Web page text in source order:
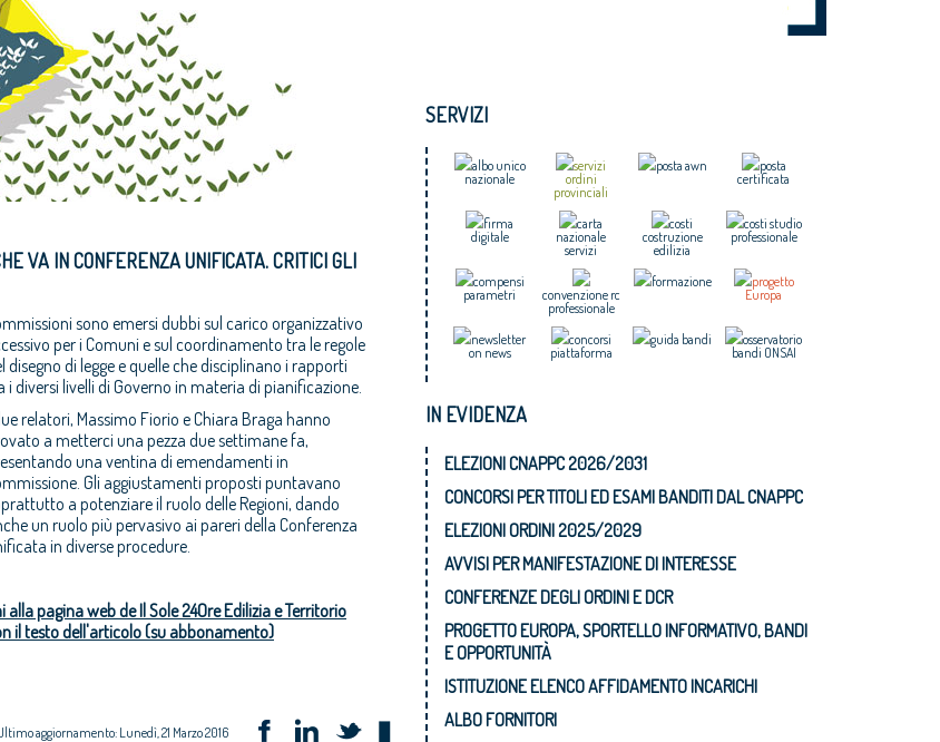
VA IN CONFERENZA UNIFICATA. CRITICI GLI
sono emersi dubbi sul carico organizzativo
per i Comuni e sul coordinamento tra le regole
disegno di legge e quelle che disciplinano i rapporti
i diversi livelli di Governo in materia di pianificazione.
relatori, Massimo Fiorio e Chiara Braga hanno
a metterci una pezza due settimane fa,
una ventina di emendamenti in
Gli aggiustamenti proposti puntavano
a potenziare il ruolo delle Regioni, dando
un ruolo più pervasivo ai pareri della Conferenza
in diverse procedure.
alla pagina web de Il Sole 24Ore Edilizia e Territorio
il testo dell'articolo (su abbonamento)
aggiornamento: Lunedì, 21 Marzo 2016
SERVIZI
albo unico
nazionale
servizi
ordini
provinciali
posta awn
posta
certificata
firma
digitale
carta
nazionale
servizi
costi
costruzione
edilizia
costi studio
professionale
compensi
parametri
convenzione rc
professionale
formazione
progetto
Europa
newsletter
on news
concorsi
piattaforma
guida bandi
osservatorio
bandi ONSAI
IN EVIDENZA
ELEZIONI CNAPPC 2026/2031
CONCORSI PER TITOLI ED ESAMI BANDITI DAL CNAPPC
ELEZIONI ORDINI 2025/2029
AVVISI PER MANIFESTAZIONE DI INTERESSE
CONFERENZE DEGLI ORDINI E DCR
PROGETTO EUROPA, SPORTELLO INFORMATIVO, BANDI
E OPPORTUNITÀ
ISTITUZIONE ELENCO AFFIDAMENTO INCARICHI
ALBO FORNITORI